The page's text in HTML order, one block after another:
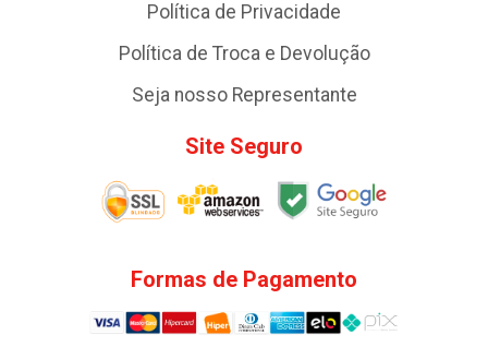
Política de Privacidade
Política de Troca e Devolução
Seja nosso Representante
Site Seguro
Formas de Pagamento